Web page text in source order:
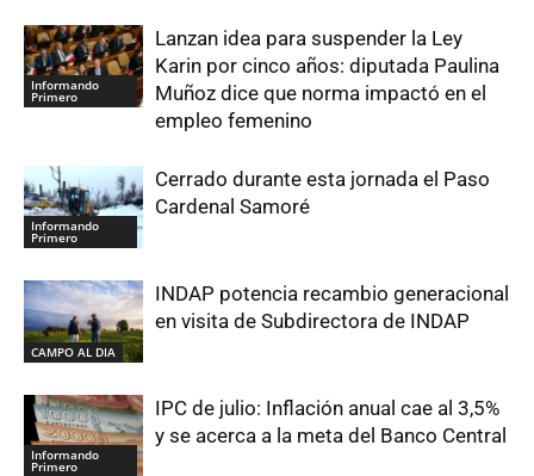
Informando
Primero
Lanzan idea para suspender la Ley
Karin por cinco años: diputada Paulina
Muñoz dice que norma impactó en el
empleo femenino
Informando
Primero
Cerrado durante esta jornada el Paso
Cardenal Samoré
CAMPO AL DIA
INDAP potencia recambio generacional
en visita de Subdirectora de INDAP
Informando
Primero
IPC de julio: Inflación anual cae al 3,5%
y se acerca a la meta del Banco Central